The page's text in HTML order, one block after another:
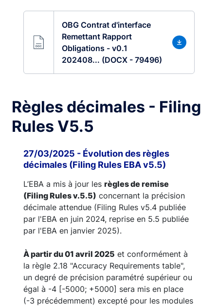
OBG Contrat d'interface
Remettant Rapport
Obligations - v0.1
202408... (DOCX - 79496)
Règles décimales - Filing
Rules V5.5
27/03/2025 - Évolution des règles
décimales (Filing Rules EBA v5.5)
L’EBA a mis à jour les règles de remise
(Filing Rules v.5.5) concernant la précision
décimale attendue (Filing Rules v5.4 publiée
par l'EBA en juin 2024, reprise en 5.5 publiée
par l'EBA en janvier 2025).
À partir du 01 avril 2025 et conformément à
la règle 2.18 "Accuracy Requirements table",
un degré de précision paramétré supérieur ou
égal à -4 [-5000; +5000] sera mis en place
(-3 précédemment) excepté pour les modules